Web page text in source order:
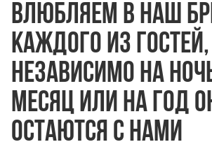
Влюбляем в наш
каждого из гостей,
независимо на
месяц или на год
остаются с нами